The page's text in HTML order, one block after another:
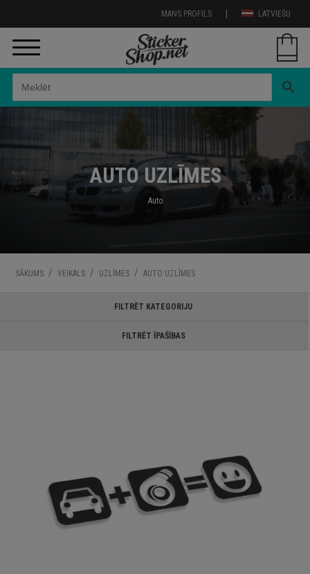
LATVIEŠU
|
MANS PROFILS
search
AUTO UZLĪMES
Auto
SĀKUMS / VEIKALS / UZLĪMES / AUTO UZLĪMES
FILTRĒT KATEGORIJU
FILTRĒT ĪPAŠĪBAS